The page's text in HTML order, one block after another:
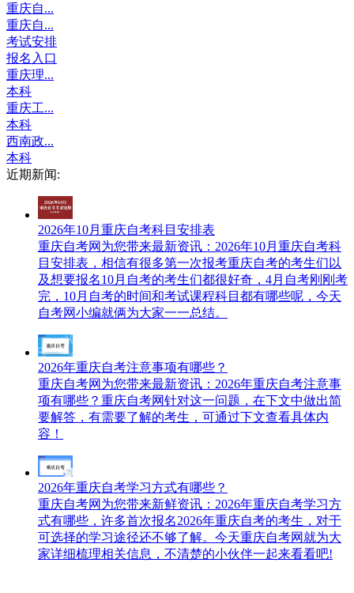
重庆自...
重庆自...
考试安排
报名入口
重庆理...
本科
重庆工...
本科
西南政...
本科
近期新闻:
2026年10月重庆自考科目安排表
重庆自考网​为您带来最新资讯：2026年10月重庆自考科
目安排表，相信有很多第一次报考重庆自考的考生们以
及想要报名10月自考的考生们都很好奇，4月自考刚刚考
完，10月自考的时间和考试课程科目都有哪些呢，今天
自考网小编就俩为大家一一总结。
2026年重庆自考注意事项有哪些？
重庆自考网为您带来最新资讯：2026年重庆自考注意事
项有哪些？重庆自考网针对这一问题，在下文中做出简
要解答，有需要了解的考生，可通过下文查看具体内
容！
2026年重庆自考学习方式有哪些？
重庆自考网为您带来新鲜资讯：2026年重庆自考学习方
式有哪些，许多首次报名2026年重庆自考的考生，对于
可选择的学习途径还不够了解。今天重庆自考网就为大
家详细梳理相关信息，不清楚的小伙伴一起来看看吧!